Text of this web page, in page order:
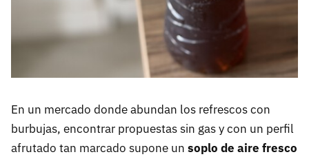
En un mercado donde abundan los refrescos con
burbujas, encontrar propuestas sin gas y con un perfil
afrutado tan marcado supone un soplo de aire fresco